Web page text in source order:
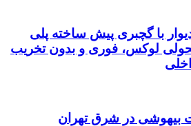
با گچبری پیش ساخته پلی
لوکس، فوری و بدون تخریب
بیهوشی در شرق تهران